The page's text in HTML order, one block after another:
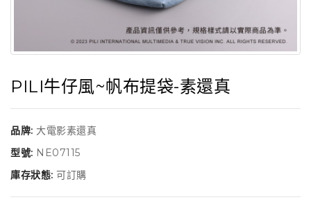
PILI牛仔風~帆布提袋-素還真
品牌: 大電影素還真
型號: NE07115
庫存狀態: 可訂購